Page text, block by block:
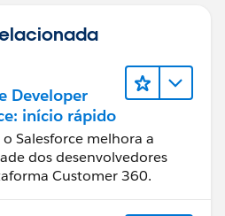
Developer
início rápido
Salesforce melhora a
dos desenvolvedores
Customer 360.